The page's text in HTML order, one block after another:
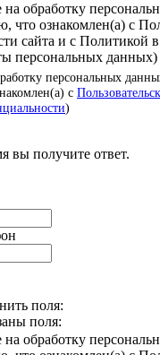
на обработку
что ознакомлен(а) с
сайта и с Политикой
персональных данных)
персональных
с
)
вы получите ответ.
поля:
поля:
на обработку